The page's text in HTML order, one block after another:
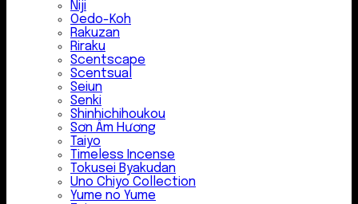
Niji
Oedo-Koh
Rakuzan
Riraku
Scentscape
Scentsual
Seiun
Senki
Shinhichihoukou
Sơn Âm Hương
Taiyo
Timeless Incense
Tokusei Byakudan
Uno Chiyo Collection
Yume no Yume